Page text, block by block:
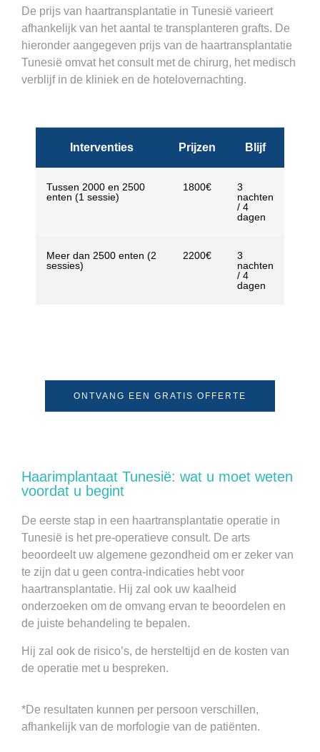
De prijs van haartransplantatie in Tunesië varieert
afhankelijk van het aantal te transplanteren grafts. De
hieronder aangegeven prijs van de haartransplantatie
Tunesië omvat het consult met de chirurg, het medisch
verblijf in de kliniek en de hotelovernachting.
Interventies Prijzen Blijf
Tussen 2000 en 2500
enten (1 sessie)
1800€
3
nachten
/ 4
dagen
Meer dan 2500 enten (2
sessies)
2200€
3
nachten
/ 4
dagen
ONTVANG EEN GRATIS OFFERTE
Haarimplantaat Tunesië: wat u moet weten
voordat u begint
De eerste stap in een haartransplantatie operatie in
Tunesië is het pre-operatieve consult. De arts
beoordeelt uw algemene gezondheid om er zeker van
te zijn dat u geen contra-indicaties hebt voor
haartransplantatie. Hij zal ook uw kaalheid
onderzoeken om de omvang ervan te beoordelen en
de juiste behandeling te bepalen.
Hij zal ook de risico’s, de hersteltijd en de kosten van
de operatie met u bespreken.
*De resultaten kunnen per persoon verschillen,
afhankelijk van de morfologie van de patiënten.